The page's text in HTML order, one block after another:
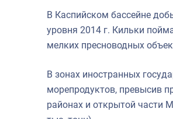
В Каспийском бассейне
уровня 2014 г. Кильки
мелких пресноводных
В зонах иностранных
морепродуктов, превысив
районах и открытой части